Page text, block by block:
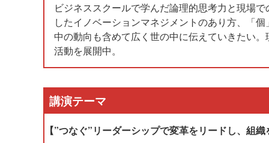
ビジネススクールで学んだ論理的思考力と現場
したイノベーションマネジメントのあり方、「
中の動向も含めて広く世の中に伝えていきたい
活動を展開中。
講演テーマ
【”つなぐ”リーダーシップで変革をリードし、組